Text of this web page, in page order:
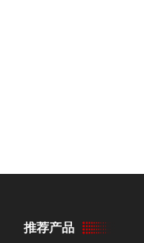
推荐产品